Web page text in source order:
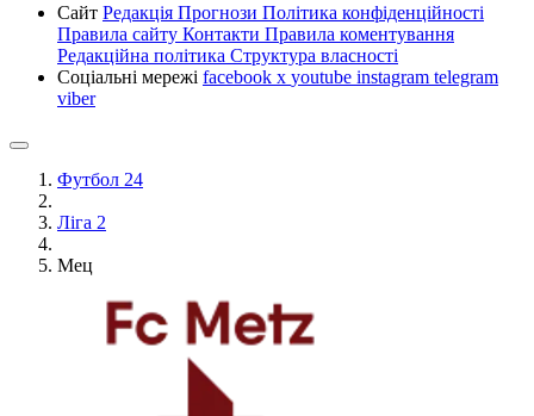
Сайт Редакція Прогнози Політика конфіденційності
Правила сайту Контакти Правила коментування
Редакційна політика Структура власності
Соціальні мережі facebook x youtube instagram telegram
viber
Футбол 24
Ліга 2
Мец